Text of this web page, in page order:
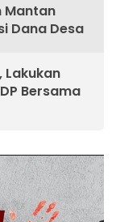
Mantan
Dana Desa
Lakukan
Bersama